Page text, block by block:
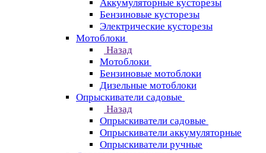
Аккумуляторные кусторезы
Бензиновые кусторезы
Электрические кусторезы
Мотоблоки
Назад
Мотоблоки
Бензиновые мотоблоки
Дизельные мотоблоки
Опрыскиватели садовые
Назад
Опрыскиватели садовые
Опрыскиватели аккумуляторные
Опрыскиватели ручные